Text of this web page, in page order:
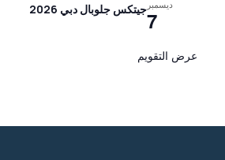
ديسمبر
7جيتكس جلوبال دبي 2026
عرض التقويم